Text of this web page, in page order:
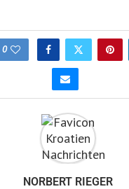
0
NORBERT RIEGER